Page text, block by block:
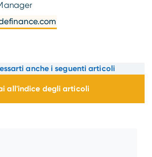
anche i seguenti articoli
all'indice degli articoli